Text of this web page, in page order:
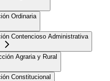
Ordinaria
Contencioso Administrativa
Agraria y Rural
Constitucional